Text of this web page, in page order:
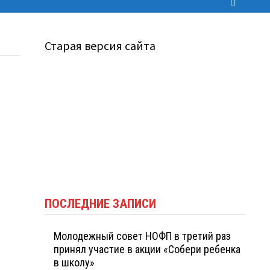
Старая версия сайта
ПОСЛЕДНИЕ ЗАПИСИ
Молодежный совет НОФП в третий раз
принял участие в акции «Собери ребенка
в школу»